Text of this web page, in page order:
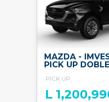
MAZDA -
PICK UP
PICK UP
L